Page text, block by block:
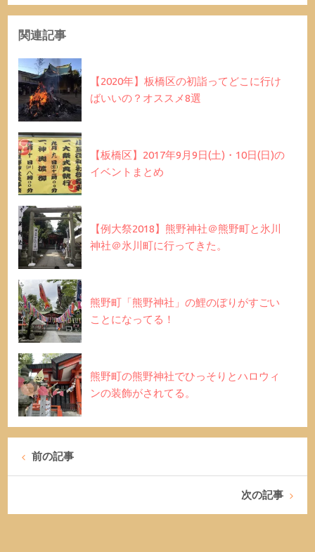
関連記事
【2020年】板橋区の初詣ってどこに行け
ばいいの？オススメ8選
【板橋区】2017年9月9日(土)・10日(日)の
イベントまとめ
【例大祭2018】熊野神社＠熊野町と氷川
神社＠氷川町に行ってきた。
熊野町「熊野神社」の鯉のぼりがすごい
ことになってる！
熊野町の熊野神社でひっそりとハロウィ
ンの装飾がされてる。
前の記事
次の記事